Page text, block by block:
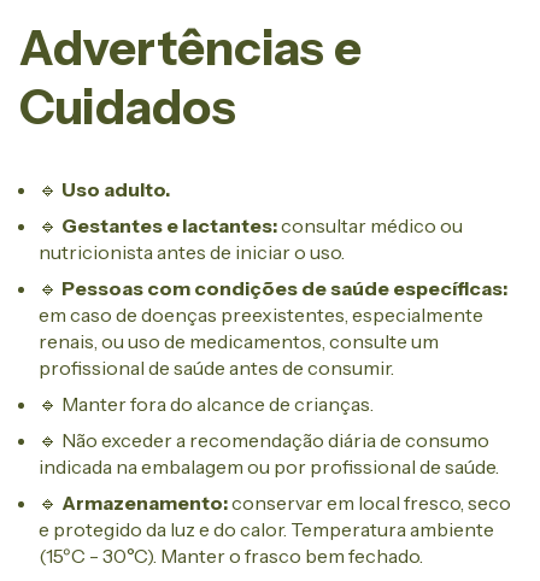
Advertências e
Cuidados
🔹 Uso adulto.
🔹 Gestantes e lactantes:consultar médico ou
nutricionista antes de iniciar o uso.
🔹 Pessoas com condições de saúde específicas:
em caso de doenças preexistentes, especialmente
renais, ou uso de medicamentos, consulte um
profissional de saúde antes de consumir.
🔹 Manter fora do alcance de crianças.
🔹 Não exceder a recomendação diária de consumo
indicada na embalagem ou por profissional de saúde.
🔹 Armazenamento:conservar em local fresco, seco
e protegido da luz e do calor. Temperatura ambiente
(15ºC - 30°C). Manter o frasco bem fechado.